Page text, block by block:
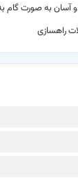
آسان به صورت گام
راهسازی